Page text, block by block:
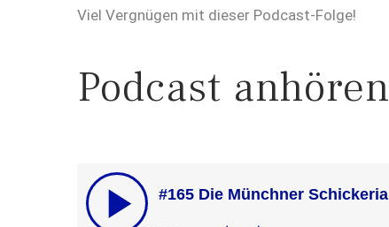
Viel Vergnügen mit dieser Podcast-Folge!
Podcast anhören